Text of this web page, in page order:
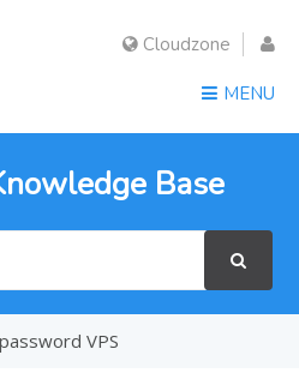
Cloudzone
MENU
Base
VPS